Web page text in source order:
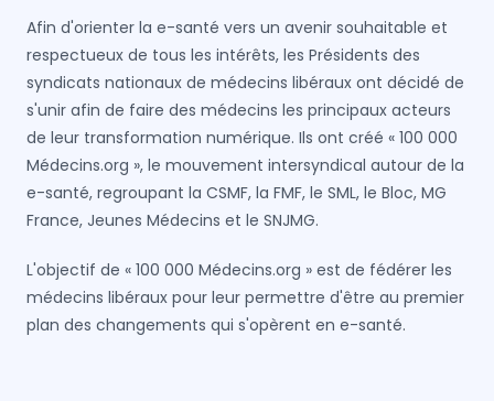
Afin d'orienter la e-santé vers un avenir souhaitable et
respectueux de tous les intérêts, les Présidents des
syndicats nationaux de médecins libéraux ont décidé de
s'unir afin de faire des médecins les principaux acteurs
de leur transformation numérique. Ils ont créé « 100 000
Médecins.org », le mouvement intersyndical autour de la
e-santé, regroupant la CSMF, la FMF, le SML, le Bloc, MG
France, Jeunes Médecins et le SNJMG.
L'objectif de « 100 000 Médecins.org » est de fédérer les
médecins libéraux pour leur permettre d'être au premier
plan des changements qui s'opèrent en e-santé.